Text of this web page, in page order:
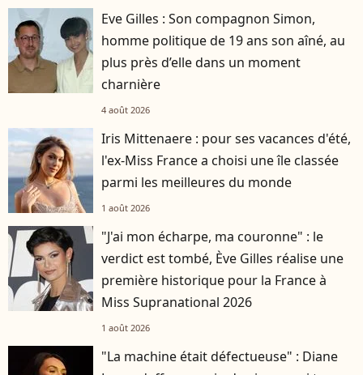
Eve Gilles : Son compagnon Simon,
homme politique de 19 ans son aîné, au
plus près d’elle dans un moment
charnière
4 août 2026
Iris Mittenaere : pour ses vacances d'été,
l'ex-Miss France a choisi une île classée
parmi les meilleures du monde
1 août 2026
"J'ai mon écharpe, ma couronne" : le
verdict est tombé, Ève Gilles réalise une
première historique pour la France à
Miss Supranational 2026
1 août 2026
"La machine était défectueuse" : Diane